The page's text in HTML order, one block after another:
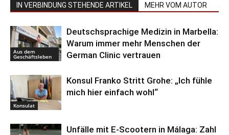
IN VERBINDUNG STEHENDE ARTIKEL MEHR VOM AUTOR
Aus dem
Geschäftsleben
Deutschsprachige Medizin in Marbella:
Warum immer mehr Menschen der
German Clinic vertrauen
Konsulat
Konsul Franko Stritt Grohe: „Ich fühle
mich hier einfach wohl“
Unfälle mit E-Scootern in Málaga: Zahl